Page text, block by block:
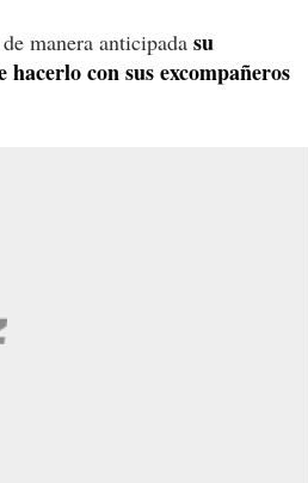
manera anticipada su
con sus excompañeros